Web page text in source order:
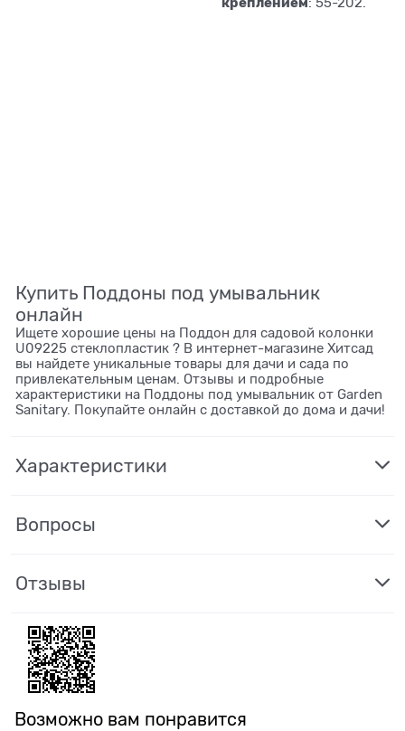
Купить Поддоны под умывальник
онлайн
Ищете хорошие цены на Поддон для садовой колонки
U09225 стеклопластик ? В интернет-магазине Хитсад
вы найдете уникальные товары для дачи и сада по
привлекательным ценам. Отзывы и подробные
характеристики на Поддоны под умывальник от Garden
Sanitary. Покупайте онлайн с доставкой до дома и дачи!
Характеристики
Вопросы
Отзывы
Возможно вам понравится